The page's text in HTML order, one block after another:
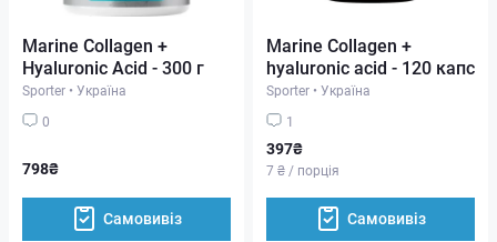
Marine Collagen +
Hyaluronic Acid - 300 г
Sporter • Україна
0
798₴
Самовивіз
Marine Collagen +
hyaluronic acid - 120 капс
Sporter • Україна
1
397₴
7 ₴ / порція
Самовивіз